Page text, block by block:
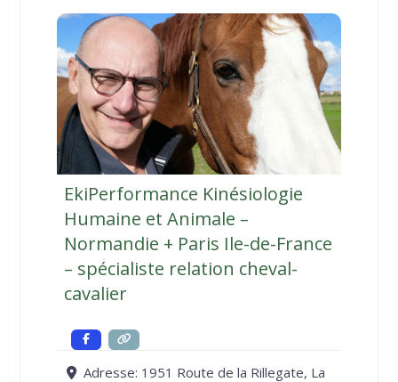
EkiPerformance Kinésiologie
Humaine et Animale –
Normandie + Paris Ile-de-France
– spécialiste relation cheval-
cavalier
Adresse: 1951 Route de la Rillegate, La